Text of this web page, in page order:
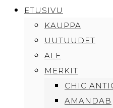
websiteETUSIVU
KAUPPA
UUTUUDET
ALE
MERKIT
CHIC
AMANDAB